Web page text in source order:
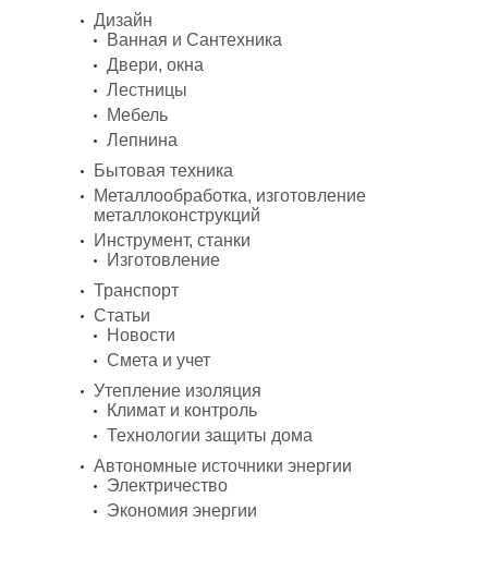
Дизайн
Ванная и Сантехника
Двери, окна
Лестницы
Мебель
Лепнина
Бытовая техника
Металлообработка, изготовление
металлоконструкций
Инструмент, станки
Изготовление
Транспорт
Статьи
Новости
Смета и учет
Утепление изоляция
Климат и контроль
Технологии защиты дома
Автономные источники энергии
Электричество
Экономия энергии